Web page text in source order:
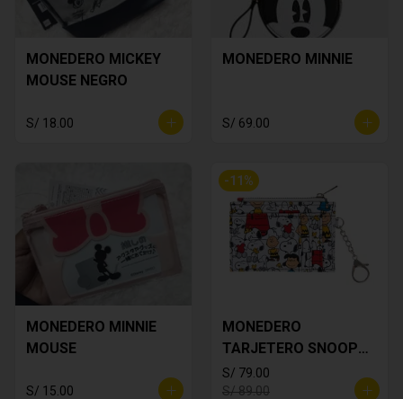
MONEDERO MICKEY
MOUSE NEGRO
S/ 18.00
MONEDERO MINNIE
S/ 69.00
MONEDERO MINNIE
MOUSE
S/ 15.00
-11 %
MONEDERO
TARJETERO SNOOPY
BLANCO
S/ 79.00
S/ 89.00